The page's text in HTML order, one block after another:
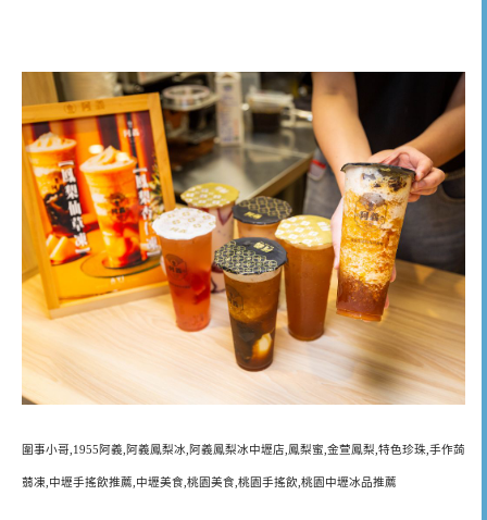
圍事小哥,1955阿義,阿義鳳梨冰,阿義鳳梨冰中壢店,鳳梨蜜,金萱鳳梨,特色珍珠,手作蒟
蒻凍,中壢手搖飲推薦,中壢美食,桃園美食,桃園手搖飲,桃園中壢冰品推薦